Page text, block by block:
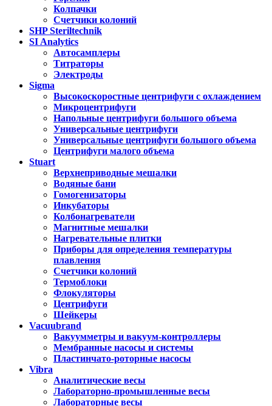
Колпачки
Счетчики колоний
SHP Steriltechnik
SI Analytics
Автосамплеры
Титраторы
Электроды
Sigma
Высокоскоростные центрифуги с охлаждением
Микроцентрифуги
Напольные центрифуги большого объема
Универсальные центрифуги
Универсальные центрифуги большого объема
Центрифуги малого объема
Stuart
Верхнеприводные мешалки
Водяные бани
Гомогенизаторы
Инкубаторы
Колбонагреватели
Магнитные мешалки
Нагревательные плитки
Приборы для определения температуры
плавления
Счетчики колоний
Термоблоки
Флокуляторы
Центрифуги
Шейкеры
Vacuubrand
Вакуумметры и вакуум-контроллеры
Мембранные насосы и системы
Пластинчато-роторные насосы
Vibra
Аналитические весы
Лабораторно-промышленные весы
Лабораторные весы